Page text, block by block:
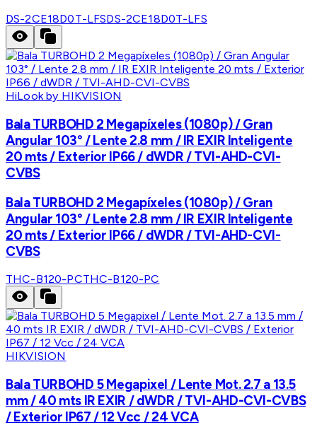
DS-2CE18D0T-LFSDS-2CE18D0T-LFS
HiLook by HIKVISION
Bala TURBOHD 2 Megapíxeles (1080p) / Gran
Angular 103° / Lente 2.8 mm / IR EXIR Inteligente
20 mts / Exterior IP66 / dWDR / TVI-AHD-CVI-
CVBS
Bala TURBOHD 2 Megapíxeles (1080p) / Gran
Angular 103° / Lente 2.8 mm / IR EXIR Inteligente
20 mts / Exterior IP66 / dWDR / TVI-AHD-CVI-
CVBS
THC-B120-PCTHC-B120-PC
HIKVISION
Bala TURBOHD 5 Megapixel / Lente Mot. 2.7 a 13.5
mm / 40 mts IR EXIR / dWDR / TVI-AHD-CVI-CVBS
/ Exterior IP67 / 12 Vcc / 24 VCA